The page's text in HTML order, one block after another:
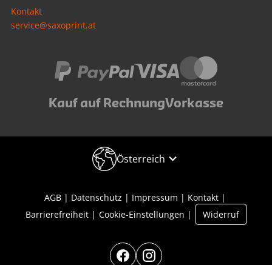
Kontakt
service@saxoprint.at
Kauf auf RechnungVorkasse
Österreich
AGB Datenschutz Impressum
Kontakt
Barrierefreiheit
Cookie-Einstellungen Widerruf